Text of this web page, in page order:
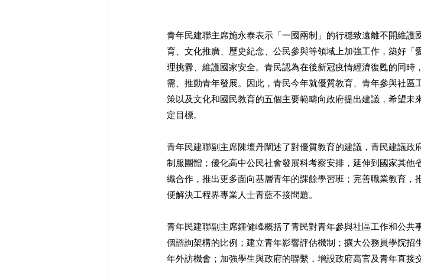
青年民建聯主席施永泰表示「一國兩制」的行穩致遠離不開維護
育、文化推廣、歷史紀念、公民參與等領域上加強工作，築好
理挑釁、維護國家安全。青民認為在後新冠疫情經濟復甦的同
需、推動青年發展。因此，青民今年就優質教育、青年參與社
策以及文化和國民教育的五個主要範疇向政府提出建議，希望
定目標。
青年民建聯副主席陳壇丹闡述了對優質教育的建議，青民建議
制服團體；優化高中公民社會發展科考察安排，延伸到國家其他
織合作，推出更多面向基層青年的課餘學習班；完善職業教育
便解決工程界專業人士青藍不接問題。
青年民建聯副主席鍾健峰概括了青民對青年參與社區工作和公
個諮詢架構的比例；建立青年影響評估機制；擴大公務員學院
年外訪機會；加強學生與政府的聯繫，增設政府高官及青年直接